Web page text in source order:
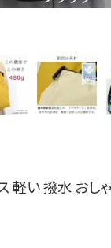
軽い 撥水 おし